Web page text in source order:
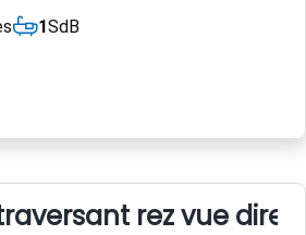
1SdB
rez vue